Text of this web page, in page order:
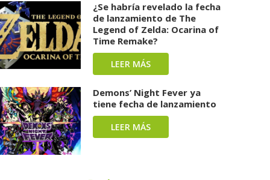
¿Se habría revelado la fecha
de lanzamiento de The
Legend of Zelda: Ocarina of
Time Remake?
LEER MÁS
Demons’ Night Fever ya
tiene fecha de lanzamiento
LEER MÁS